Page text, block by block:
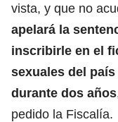
vista, y que no
apelará la
inscribirle en el
sexuales del
durante dos años
pedido la Fiscalía.